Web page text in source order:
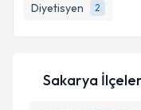
Diyetisyen
2
Sakarya